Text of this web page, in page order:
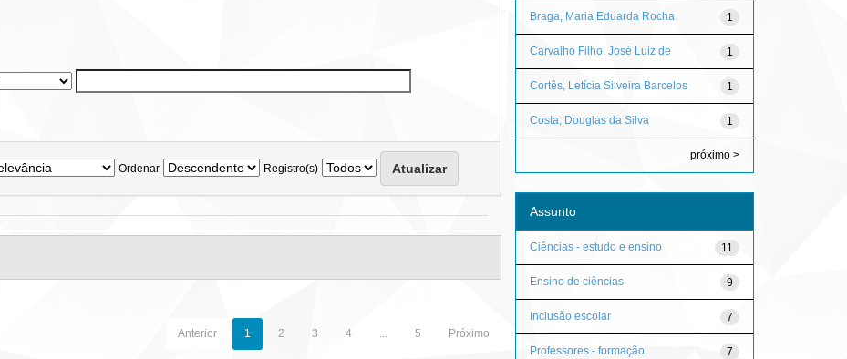
Ordenar Registro(s)
Anterior 1 2 3 4 ... 5 Próximo
1
Braga, Maria Eduarda Rocha
1
Carvalho Filho, José Luiz de
1
Cortês, Letícia Silveira Barcelos
1
Costa, Douglas da Silva
próximo >
Assunto
11
Ciências - estudo e ensino
9
Ensino de ciências
7
Inclusão escolar
7
Professores - formação